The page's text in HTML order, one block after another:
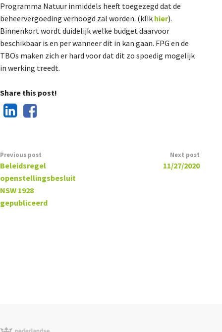
Programma Natuur inmiddels heeft toegezegd dat de
beheervergoeding verhoogd zal worden. (klik hier).
Binnenkort wordt duidelijk welke budget daarvoor
beschikbaar is en per wanneer dit in kan gaan. FPG en de
TBOs maken zich er hard voor dat dit zo spoedig mogelijk
in werking treedt.
Share this post!
Previous post
Beleidsregel
openstellingsbesluit
NSW 1928
gepubliceerd
Next post
11/27/2020